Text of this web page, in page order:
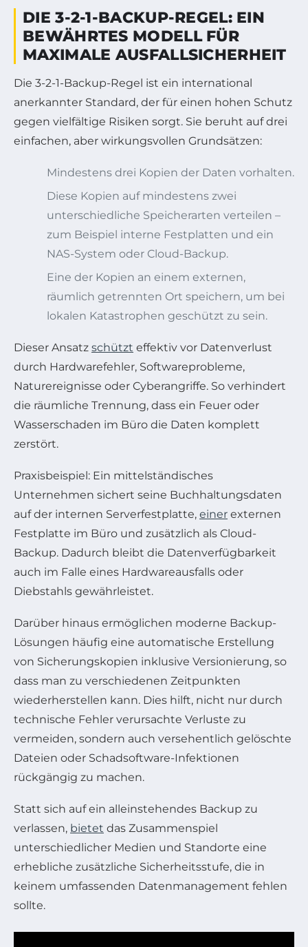
DIE 3-2-1-BACKUP-REGEL: EIN
BEWÄHRTES MODELL FÜR
MAXIMALE AUSFALLSICHERHEIT
Die 3-2-1-Backup-Regel ist ein international
anerkannter Standard, der für einen hohen Schutz
gegen vielfältige Risiken sorgt. Sie beruht auf drei
einfachen, aber wirkungsvollen Grundsätzen:
Mindestens drei Kopien der Daten vorhalten.
Diese Kopien auf mindestens zwei
unterschiedliche Speicherarten verteilen –
zum Beispiel interne Festplatten und ein
NAS-System oder Cloud-Backup.
Eine der Kopien an einem externen,
räumlich getrennten Ort speichern, um bei
lokalen Katastrophen geschützt zu sein.
Dieser Ansatz schützt effektiv vor Datenverlust
durch Hardwarefehler, Softwareprobleme,
Naturereignisse oder Cyberangriffe. So verhindert
die räumliche Trennung, dass ein Feuer oder
Wasserschaden im Büro die Daten komplett
zerstört.
Praxisbeispiel: Ein mittelständisches
Unternehmen sichert seine Buchhaltungsdaten
auf der internen Serverfestplatte, einer externen
Festplatte im Büro und zusätzlich als Cloud-
Backup. Dadurch bleibt die Datenverfügbarkeit
auch im Falle eines Hardwareausfalls oder
Diebstahls gewährleistet.
Darüber hinaus ermöglichen moderne Backup-
Lösungen häufig eine automatische Erstellung
von Sicherungskopien inklusive Versionierung, so
dass man zu verschiedenen Zeitpunkten
wiederherstellen kann. Dies hilft, nicht nur durch
technische Fehler verursachte Verluste zu
vermeiden, sondern auch versehentlich gelöschte
Dateien oder Schadsoftware-Infektionen
rückgängig zu machen.
Statt sich auf ein alleinstehendes Backup zu
verlassen, bietet das Zusammenspiel
unterschiedlicher Medien und Standorte eine
erhebliche zusätzliche Sicherheitsstufe, die in
keinem umfassenden Datenmanagement fehlen
sollte.